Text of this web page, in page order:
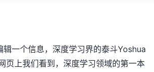
一个信息，深度学习界的泰斗Yoshua
页上我们看到，深度学习领域的第一本